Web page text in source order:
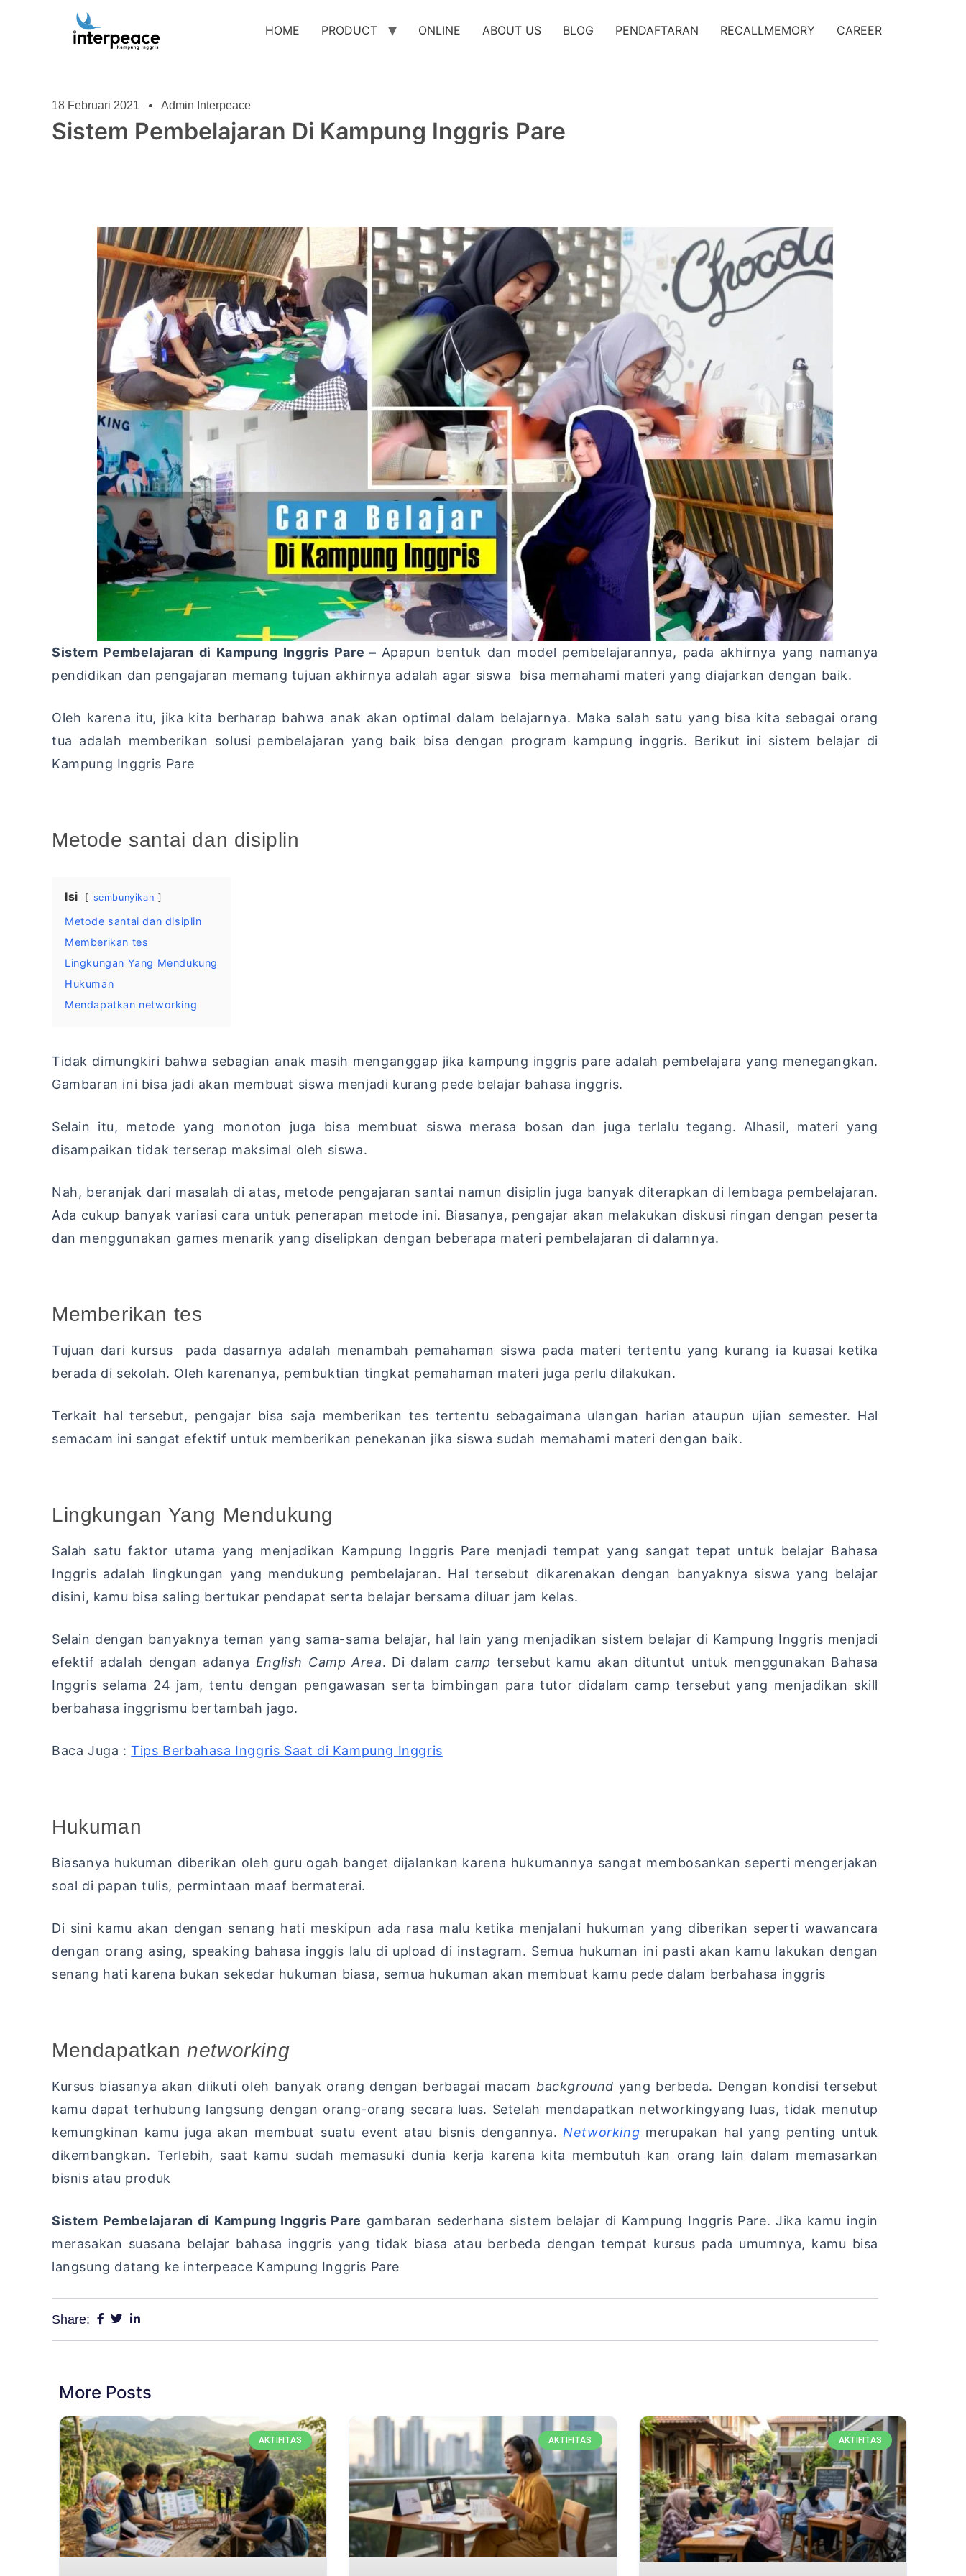
HOME PRODUCT ONLINE ABOUT US BLOG PENDAFTARAN RECALLMEMORY CAREER
18 Februari 2021 Admin Interpeace
Sistem Pembelajaran Di Kampung Inggris Pare
Sistem Pembelajaran di Kampung Inggris Pare – Apapun bentuk dan model pembelajarannya, pada akhirnya yang namanya
pendidikan dan pengajaran memang tujuan akhirnya adalah agar siswa bisa memahami materi yang diajarkan dengan baik.
Oleh karena itu, jika kita berharap bahwa anak akan optimal dalam belajarnya. Maka salah satu yang bisa kita sebagai orang
tua adalah memberikan solusi pembelajaran yang baik bisa dengan program kampung inggris. Berikut ini sistem belajar di
Kampung Inggris Pare
Metode santai dan disiplin
Isi sembunyikan
Metode santai dan disiplin
Memberikan tes
Lingkungan Yang Mendukung
Hukuman
Mendapatkan networking
Tidak dimungkiri bahwa sebagian anak masih menganggap jika kampung inggris pare adalah pembelajara yang menegangkan.
Gambaran ini bisa jadi akan membuat siswa menjadi kurang pede belajar bahasa inggris.
Selain itu, metode yang monoton juga bisa membuat siswa merasa bosan dan juga terlalu tegang. Alhasil, materi yang
disampaikan tidak terserap maksimal oleh siswa.
Nah, beranjak dari masalah di atas, metode pengajaran santai namun disiplin juga banyak diterapkan di lembaga pembelajaran.
Ada cukup banyak variasi cara untuk penerapan metode ini. Biasanya, pengajar akan melakukan diskusi ringan dengan peserta
dan menggunakan games menarik yang diselipkan dengan beberapa materi pembelajaran di dalamnya.
Memberikan tes
Tujuan dari kursus pada dasarnya adalah menambah pemahaman siswa pada materi tertentu yang kurang ia kuasai ketika
berada di sekolah. Oleh karenanya, pembuktian tingkat pemahaman materi juga perlu dilakukan.
Terkait hal tersebut, pengajar bisa saja memberikan tes tertentu sebagaimana ulangan harian ataupun ujian semester. Hal
semacam ini sangat efektif untuk memberikan penekanan jika siswa sudah memahami materi dengan baik.
Lingkungan Yang Mendukung
Salah satu faktor utama yang menjadikan Kampung Inggris Pare menjadi tempat yang sangat tepat untuk belajar Bahasa
Inggris adalah lingkungan yang mendukung pembelajaran. Hal tersebut dikarenakan dengan banyaknya siswa yang belajar
disini, kamu bisa saling bertukar pendapat serta belajar bersama diluar jam kelas.
Selain dengan banyaknya teman yang sama-sama belajar, hal lain yang menjadikan sistem belajar di Kampung Inggris menjadi
efektif adalah dengan adanya English Camp Area. Di dalamcamp tersebut kamu akan dituntut untuk menggunakan Bahasa
Inggris selama 24 jam, tentu dengan pengawasan serta bimbingan para tutor didalam camp tersebut yang menjadikan skill
berbahasa inggrismu bertambah jago.
Baca Juga :Tips Berbahasa Inggris Saat di Kampung Inggris
Hukuman
Biasanya hukuman diberikan oleh guru ogah banget dijalankan karena hukumannya sangat membosankan seperti mengerjakan
soal di papan tulis, permintaan maaf bermaterai.
Di sini kamu akan dengan senang hati meskipun ada rasa malu ketika menjalani hukuman yang diberikan seperti wawancara
dengan orang asing, speaking bahasa inggis lalu di upload di instagram. Semua hukuman ini pasti akan kamu lakukan dengan
senang hati karena bukan sekedar hukuman biasa, semua hukuman akan membuat kamu pede dalam berbahasa inggris
Mendapatkannetworking
Kursus biasanya akan diikuti oleh banyak orang dengan berbagai macam background yang berbeda. Dengan kondisi tersebut
kamu dapat terhubung langsung dengan orang-orang secara luas. Setelah mendapatkan networkingyang luas, tidak menutup
kemungkinan kamu juga akan membuat suatu event atau bisnis dengannya. Networking merupakan hal yang penting untuk
dikembangkan. Terlebih, saat kamu sudah memasuki dunia kerja karena kita membutuh kan orang lain dalam memasarkan
bisnis atau produk
Sistem Pembelajaran di Kampung Inggris Pare gambaran sederhana sistem belajar di Kampung Inggris Pare. Jika kamu ingin
merasakan suasana belajar bahasa inggris yang tidak biasa atau berbeda dengan tempat kursus pada umumnya, kamu bisa
langsung datang ke interpeace Kampung Inggris Pare
Share:
More Posts
AKTIFITAS AKTIFITAS AKTIFITAS